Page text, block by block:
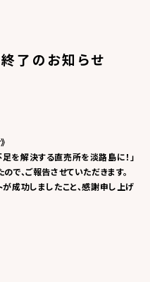
了のお知らせ
を解決する直売所を淡路島に！」
で、ご報告させていただきます。
成功しましたこと、感謝申し上げ